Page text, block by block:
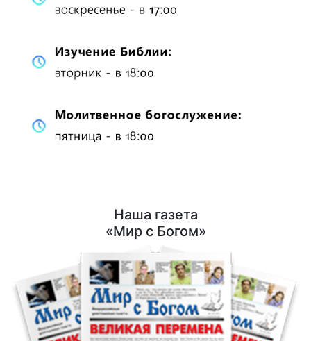
Наша газета
«Мир с Богом»